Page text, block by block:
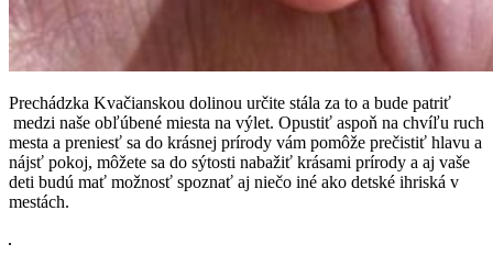
Prechádzka Kvačianskou dolinou určite stála za to a bude patriť
medzi naše obľúbené miesta na výlet. Opustiť aspoň na chvíľu ruch
mesta a preniesť sa do krásnej prírody vám pomôže prečistiť hlavu a
nájsť pokoj, môžete sa do sýtosti nabažiť krásami prírody a aj vaše
deti budú mať možnosť spoznať aj niečo iné ako detské ihriská v
mestách.